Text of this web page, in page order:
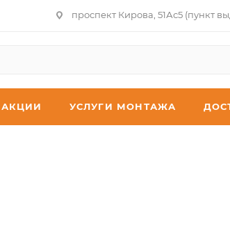
проспект Кирова, 51Ас5 (пункт
АКЦИИ УСЛУГИ МОНТАЖА